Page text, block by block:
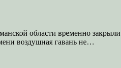
области временно
воздушная гавань не…